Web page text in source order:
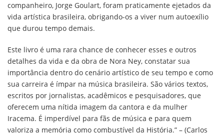
companheiro, Jorge Goulart, foram praticamente ejetados da
vida artística brasileira, obrigando-os a viver num autoexílio
que durou tempo demais.
Este livro é uma rara chance de conhecer esses e outros
detalhes da vida e da obra de Nora Ney, constatar sua
importância dentro do cenário artístico de seu tempo e como
sua carreira é ímpar na música brasileira. São vários textos,
escritos por jornalistas, acadêmicos e pesquisadores, que
oferecem uma nítida imagem da cantora e da mulher
Iracema. É imperdível para fãs de música e para quem
valoriza a memória como combustível da História.” – (Carlos